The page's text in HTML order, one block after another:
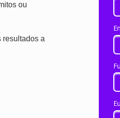
ou
resultados a